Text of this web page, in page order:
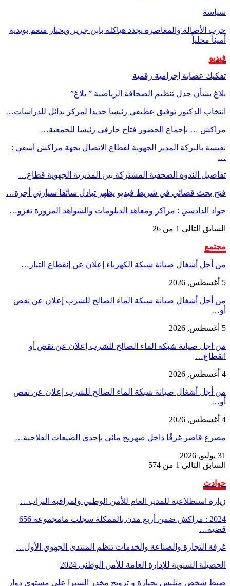
سياسة
حزب الأصالة والمعاصرة يجدد هياكله بابن جرير ويختار منعم بويدية
أميناً محلياً
فيديو
تفكيك عصابة إجرامية رقمية
بلاغ بشأن جدل تنظيم الصحافة الرياضية ” بلاغ”
انتخاب الدكتور توفيق عطيفي رئيسا جديدا لمركز بدائل للدراسات…
مراكش … بإجماع الحضور فتاح حارفي رئيسا للجمعية…
نفيسة بالبركة المدير الجهوية لقطاع الاتصال بجهة مراكش آسفي :
…
تفاصيل الندوة الصحفية المشتركة بين المديرية الجهوية قطاع…
فتح بحث قضائي في شريط فيديو يظهر تبادل سائقا سيارتي أجرة…
جواد الدادسي : مراكز ومعاهد الدبلومات والشواهد المزورة تغزو…
السابق التالي 1 من 26
مجتمع
من أجل أشغال صيانة شبكة الكهرباء إعلان عن إنقطاع التيار…
5 أغسطس, 2026
من أجل أشغال صيانة شبكة الماء الصالح للشرب إعلان عن نقص
أو…
5 أغسطس, 2026
من أجل صيانة شبكة الماء الصالح للشرب إعلان عن نقص أو
انقطاع…
4 أغسطس, 2026
من أجل أشغال صيانة شبكة الماء الصالح للشرب إعلان عن نقص
أو…
4 أغسطس, 2026
مصرع قاصر غرقًا داخل صهريج مائي بإحدى الضيعات الفلاحية…
31 يوليو, 2026
السابق التالي 1 من 574
حوادث
زيارة استطلاعية للمدير العام للأمن الوطني ولمراقبة التراب…
2024 : مراكش ضمن أربع مدن بالممكلة سجلت مامجموعه 656
قضية…
غرفة التجارة والصناعة والخدمات تنظم المنتدى الجهوي الأول…
الحصيلة السنوية للإدارة العامة للأمن الوطني 2024
ضبط شخص متلبس بحيازة و ترويج مخدر الشيرا على مستوى دوار